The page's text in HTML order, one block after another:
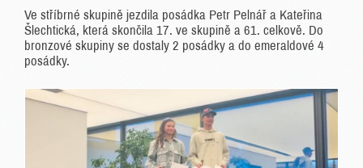
Ve stříbrné skupině jezdila posádka Petr Pelnář a Kateřina
Šlechtická, která skončila 17. ve skupině a 61. celkově. Do
bronzové skupiny se dostaly 2 posádky a do emeraldové 4
posádky.